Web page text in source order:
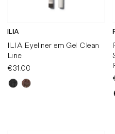
ILIA
ILIA Eyeliner em Gel Clean
Line
Preço
Normal
€31.00